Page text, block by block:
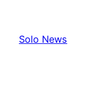
content
Solo News